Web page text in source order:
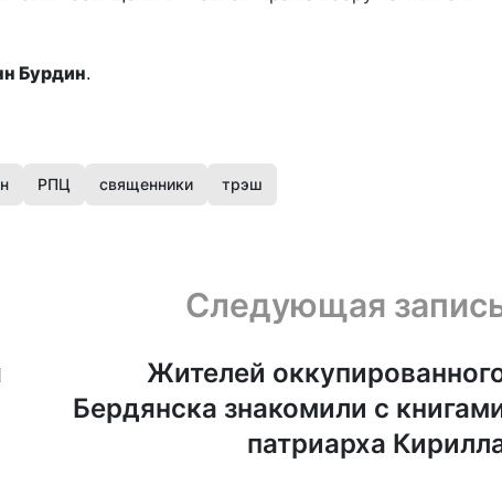
Бурдин.
РПЦ священники трэш
Следующая
Жителей
Бердянска знакомили с
патриарха